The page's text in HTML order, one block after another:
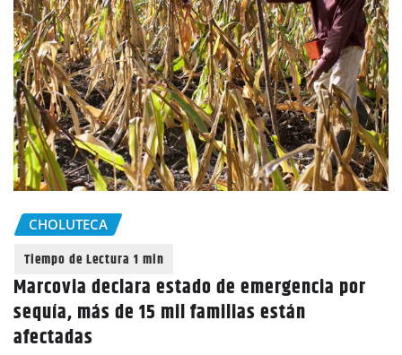
CHOLUTECA
Marcovia declara estado de emergencia por
sequía, más de 15 mil familias están
afectadas